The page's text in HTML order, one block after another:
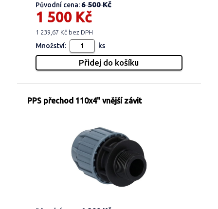
Původní cena:6 500 Kč
1 500 Kč
1 239,67 Kč bez DPH
Množství: ks
PPS přechod 110x4" vnější závit